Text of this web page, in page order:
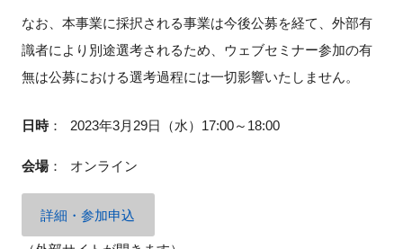
なお、本事業に採択される事業は今後公募を経て、外部有
識者により別途選考されるため、ウェブセミナー参加の有
無は公募における選考過程には一切影響いたしません。
日時： 2023年3月29日（水）17:00～18:00
会場： オンライン
詳細・参加申込